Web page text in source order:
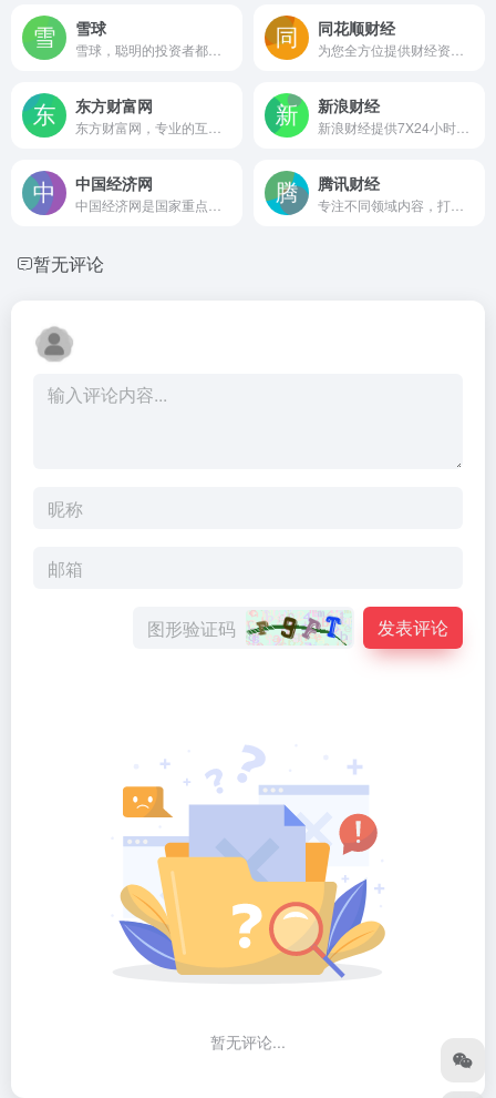
雪球 同花顺财经
东方财富网 新浪财经
中国经济网 腾讯财经
暂无评论
发表评论
暂无评论...